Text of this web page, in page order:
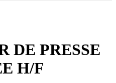
DE PRESSE
H/F